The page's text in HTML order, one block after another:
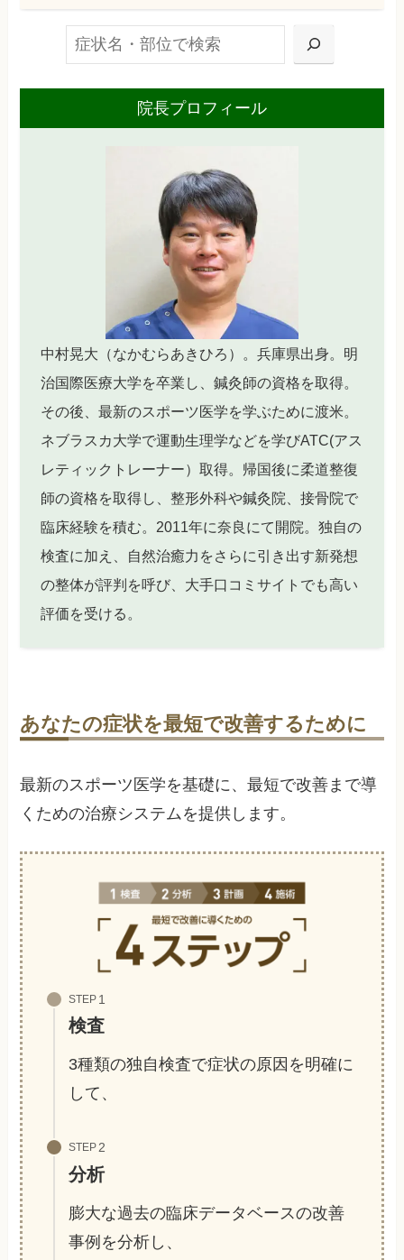
院長プロフィール
中村晃大（なかむらあきひろ）。兵庫県出身。明
治国際医療大学を卒業し、鍼灸師の資格を取得。
その後、最新のスポーツ医学を学ぶために渡米。
ネブラスカ大学で運動生理学などを学びATC(アス
レティックトレーナー）取得。帰国後に柔道整復
師の資格を取得し、整形外科や鍼灸院、接骨院で
臨床経験を積む。2011年に奈良にて開院。独自の
検査に加え、自然治癒力をさらに引き出す新発想
の整体が評判を呼び、大手口コミサイトでも高い
評価を受ける。
あなたの症状を最短で改善するために
最新のスポーツ医学を基礎に、最短で改善まで導
くための治療システムを提供します。
STEP
検査
3種類の独自検査で症状の原因を明確に
して、
STEP
分析
膨大な過去の臨床データベースの改善
事例を分析し、